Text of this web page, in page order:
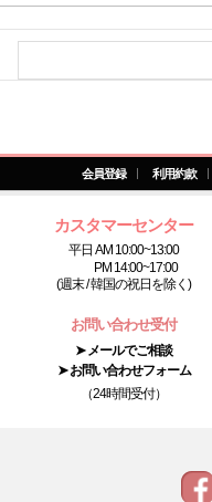
会員登録 利用約款
カスタマーセンター
平日 AM 10:00~13:00
PM 14:00~17:00
(週末 / 韓国の祝日を除く)
お問い合わせ受付
➤ メールでご相談
➤ お問い合わせフォーム
（24時間受付）